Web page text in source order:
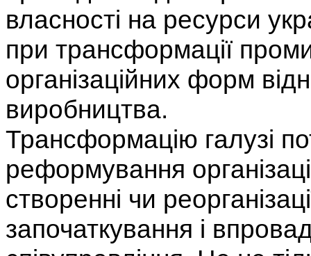
власності на ресурси
при трансформації
організаційних форм
виробництва.
Трансформацію галузі
реформування
створенні чи
започаткування і